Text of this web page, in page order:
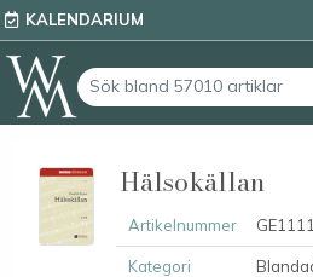
KALENDARIUM
Hälsokällan
Artikelnummer
Kategori